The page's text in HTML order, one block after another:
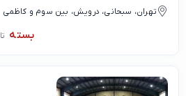
تهران، سبحانی، درویش، بین سوم و کاظمی
بسته تا 08:00